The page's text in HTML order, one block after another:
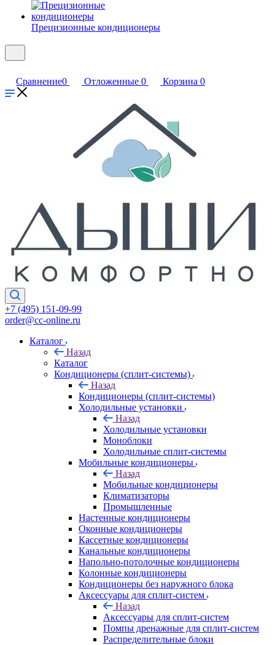
Прецизионные кондиционеры
Сравнение0 Отложенные 0 Корзина 0
+7 (495) 151-09-99
order@cc-online.ru
Каталог
Назад
Каталог
Кондиционеры (сплит-системы)
Назад
Кондиционеры (сплит-системы)
Холодильные установки
Назад
Холодильные установки
Моноблоки
Холодильные сплит-системы
Мобильные кондиционеры
Назад
Мобильные кондиционеры
Климатизаторы
Промышленные
Настенные кондиционеры
Оконные кондиционеры
Кассетные кондиционеры
Канальные кондиционеры
Напольно-потолочные кондиционеры
Колонные кондиционеры
Кондиционеры без наружного блока
Аксессуары для сплит-систем
Назад
Аксессуары для сплит-систем
Помпы дренажные для сплит-систем
Распределительные блоки